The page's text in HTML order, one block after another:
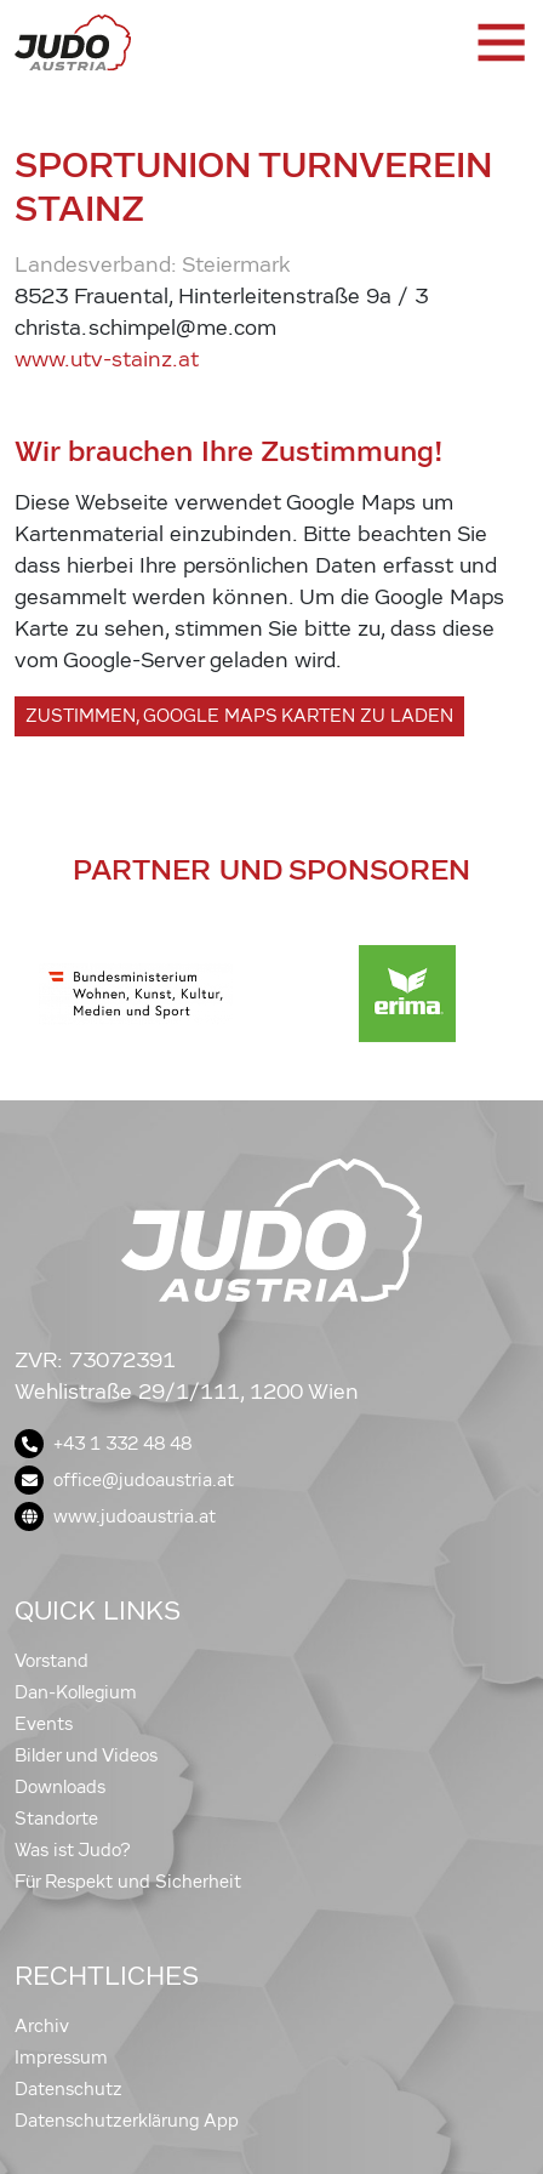
SPORTUNION TURNVEREIN
STAINZ
Landesverband: Steiermark
8523 Frauental, Hinterleitenstraße 9a / 3
christa.schimpel@me.com
www.utv-stainz.at
Wir brauchen Ihre Zustimmung!
Diese Webseite verwendet Google Maps um
Kartenmaterial einzubinden. Bitte beachten Sie
dass hierbei Ihre persönlichen Daten erfasst und
gesammelt werden können. Um die Google Maps
Karte zu sehen, stimmen Sie bitte zu, dass diese
vom Google-Server geladen wird.
ZUSTIMMEN, GOOGLE MAPS KARTEN ZU LADEN
PARTNER UND SPONSOREN
ZVR: 73072391
Wehlistraße 29/1/111, 1200 Wien
+43 1 332 48 48
office@judoaustria.at
www.judoaustria.at
QUICK LINKS
Vorstand
Dan-Kollegium
Events
Bilder und Videos
Downloads
Standorte
Was ist Judo?
Für Respekt und Sicherheit
RECHTLICHES
Archiv
Impressum
Datenschutz
Datenschutzerklärung App